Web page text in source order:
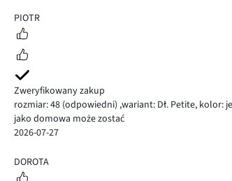
4
PIOTR
Zweryfikowany zakup
rozmiar: 48 (odpowiedni) ,wariant: Dł. Petite, kolor:
jako domowa może zostać
2026-07-27
5
DOROTA